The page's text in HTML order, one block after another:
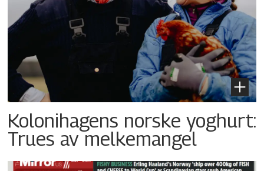
Kolonihagens norske yoghurt:
Trues av melkemangel